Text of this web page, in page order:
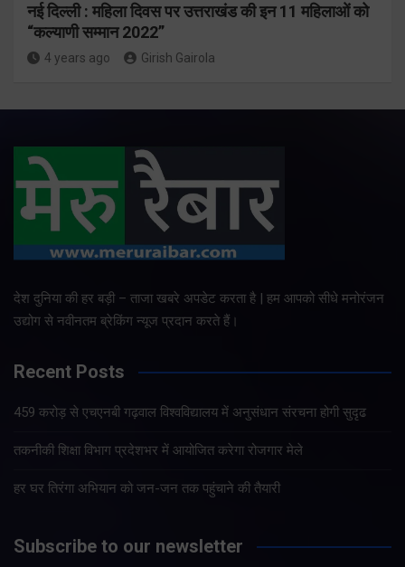
नई दिल्ली : महिला दिवस पर उत्तराखंड की इन 11 महिलाओं को
“कल्याणी सम्मान 2022”
4 years ago Girish Gairola
देश दुनिया की हर बड़ी – ताजा खबरे अपडेट करता है | हम आपको सीधे मनोरंजन
उद्योग से नवीनतम ब्रेकिंग न्यूज प्रदान करते हैं।
Recent Posts
459 करोड़ से एचएनबी गढ़वाल विश्वविद्यालय में अनुसंधान संरचना होगी सुदृढ
तकनीकी शिक्षा विभाग प्रदेशभर में आयोजित करेगा रोजगार मेले
हर घर तिरंगा अभियान को जन-जन तक पहुंचाने की तैयारी
Subscribe to our newsletter